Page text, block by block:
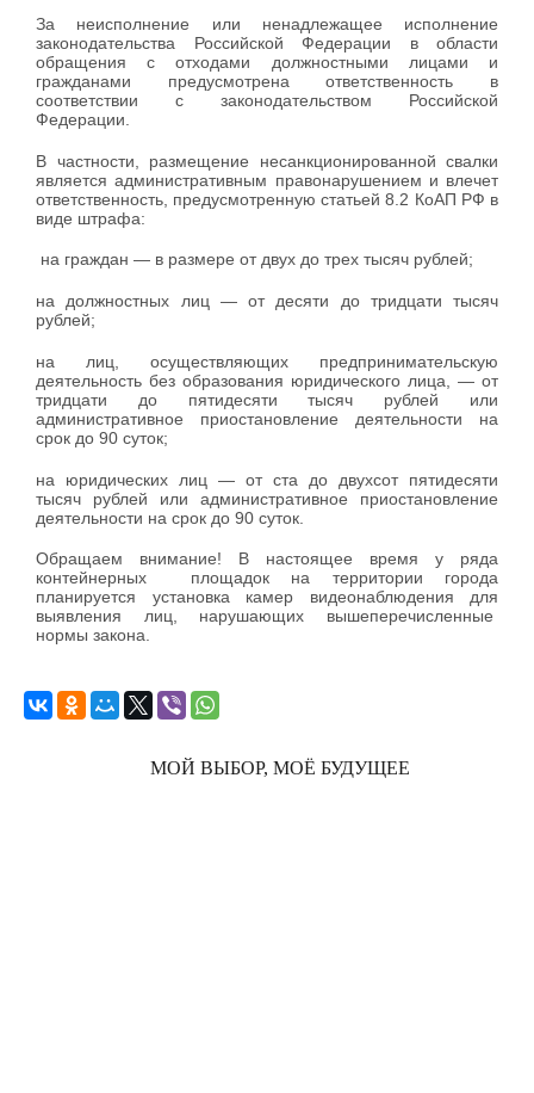
За неисполнение или ненадлежащее исполнение
законодательства Российской Федерации в области
обращения с отходами должностными лицами и
гражданами предусмотрена ответственность в
соответствии с законодательством Российской
Федерации.
В частности, размещение несанкционированной свалки
является административным правонарушением и влечет
ответственность, предусмотренную статьей 8.2 КоАП РФ в
виде штрафа:
на граждан — в размере от двух до трех тысяч рублей;
на должностных лиц — от десяти до тридцати тысяч
рублей;
на лиц, осуществляющих предпринимательскую
деятельность без образования юридического лица, — от
тридцати до пятидесяти тысяч рублей или
административное приостановление деятельности на
срок до 90 суток;
на юридических лиц — от ста до двухсот пятидесяти
тысяч рублей или административное приостановление
деятельности на срок до 90 суток.
Обращаем внимание! В настоящее время у ряда
контейнерных площадок на территории города
планируется установка камер видеонаблюдения для
выявления лиц, нарушающих вышеперечисленные
нормы закона.
МОЙ ВЫБОР, МОЁ БУДУЩЕЕ